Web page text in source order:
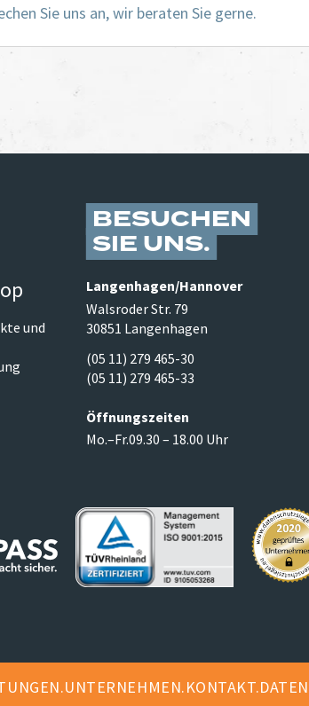
Sie uns an, wir beraten Sie gerne.
und
BESUCHEN
SIE UNS
Langenhagen/​Hannover
Walsroder Str. 79
30851 Langenhagen
(05 11) 279 465-30
(05 11) 279 465-33
Öffnungszeiten
Mo.–Fr.09.30 – 18.00 Uhr
UNTERNEHMEN KONTAKT